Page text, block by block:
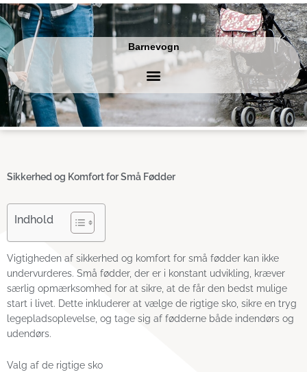
Gå
til
indholdet
Barnevogn
Sikkerhed og Komfort for Små Fødder
Indhold
Vigtigheden af sikkerhed og komfort for små fødder kan ikke
undervurderes. Små fødder, der er i konstant udvikling, kræver
særlig opmærksomhed for at sikre, at de får den bedst mulige
start i livet. Dette inkluderer at vælge de rigtige sko, sikre en tryg
legepladsoplevelse, og tage sig af fødderne både indendørs og
udendørs.
Valg af de rigtige sko